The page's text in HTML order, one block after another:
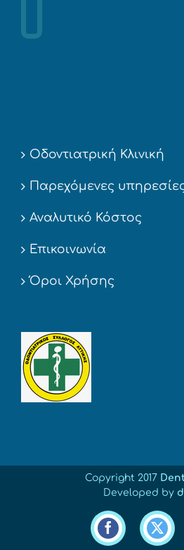
Οδοντιατρική Κλινική
Παρεχόμενες
Αναλυτικό Κόστος
Επικοινωνία
Όροι Χρήσης
Copyright 2017
Developed by
Facebook X